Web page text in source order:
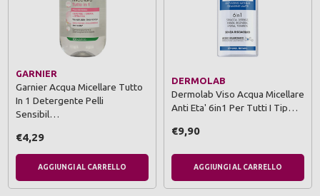
GARNIER
Garnier Acqua Micellare Tutto
In 1 Detergente Pelli
Sensibil…
€4,29
AGGIUNGI AL CARRELLO
DERMOLAB
Dermolab Viso Acqua Micellare
Anti Eta' 6in1 Per Tutti I Tip…
€9,90
AGGIUNGI AL CARRELLO